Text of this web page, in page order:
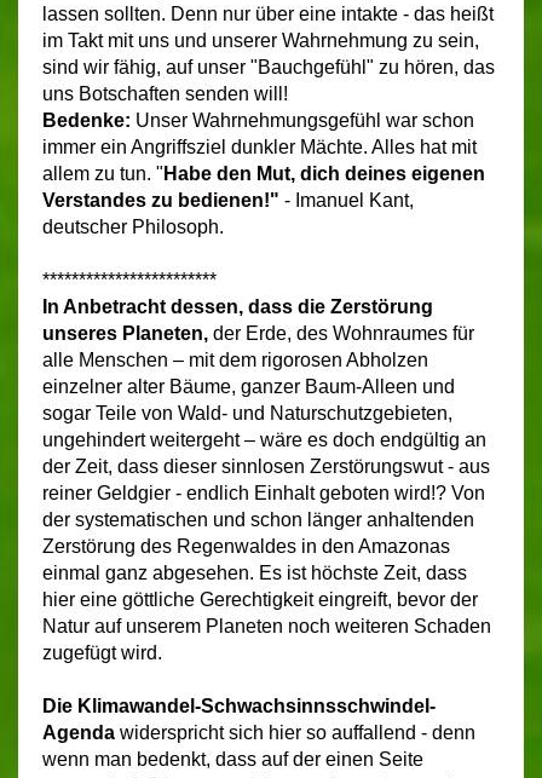
lassen sollten. Denn nur über eine intakte - das heißt
im Takt mit uns und unserer Wahrnehmung zu sein,
sind wir fähig, auf unser "Bauchgefühl" zu hören, das
uns Botschaften senden will!
Bedenke: Unser Wahrnehmungsgefühl war schon
immer ein Angriffsziel dunkler Mächte. Alles hat mit
allem zu tun. " Habe den Mut, dich deines eigenen
Verstandes zu bedienen!" - Imanuel Kant,
deutscher Philosoph.
************************
In Anbetracht dessen, dass die Zerstörung
unseres Planeten, der Erde, des Wohnraumes für
alle Menschen – mit dem rigorosen Abholzen
einzelner alter Bäume, ganzer Baum-Alleen und
sogar Teile von Wald- und Naturschutzgebieten,
ungehindert weitergeht – wäre es doch endgültig an
der Zeit, dass dieser sinnlosen Zerstörungswut - aus
reiner Geldgier - endlich Einhalt geboten wird!? Von
der systematischen und schon länger anhaltenden
Zerstörung des Regenwaldes in den Amazonas
einmal ganz abgesehen. Es ist höchste Zeit, dass
hier eine göttliche Gerechtigkeit eingreift, bevor der
Natur auf unserem Planeten noch weiteren Schaden
zugefügt wird.
Die Klimawandel-Schwachsinnsschwindel-
Agenda widerspricht sich hier so auffallend - denn
wenn man bedenkt, dass auf der einen Seite